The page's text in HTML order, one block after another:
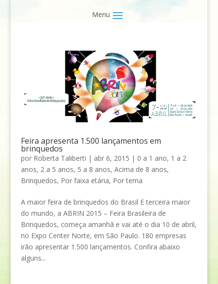
Feira apresenta 1.500 lançamentos em
brinquedos
por Roberta Taliberti | abr 6, 2015 | 0 a 1 ano, 1 a 2
anos, 2 a 5 anos, 5 a 8 anos, Acima de 8 anos,
Brinquedos, Por faixa etária, Por tema
A maior feira de brinquedos do Brasil E terceira maior
do mundo, a ABRIN 2015 – Feira Brasileira de
Brinquedos, começa amanhã e vai até o dia 10 de abril,
no Expo Center Norte, em São Paulo. 180 empresas
irão apresentar 1.500 lançamentos. Confira abaixo
alguns...